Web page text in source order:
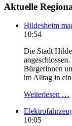
Aktuelle
Hildesheim
10:54
Die Stadt
Bürgerinnen
im Alltag in
Weiterlesen …
10:05